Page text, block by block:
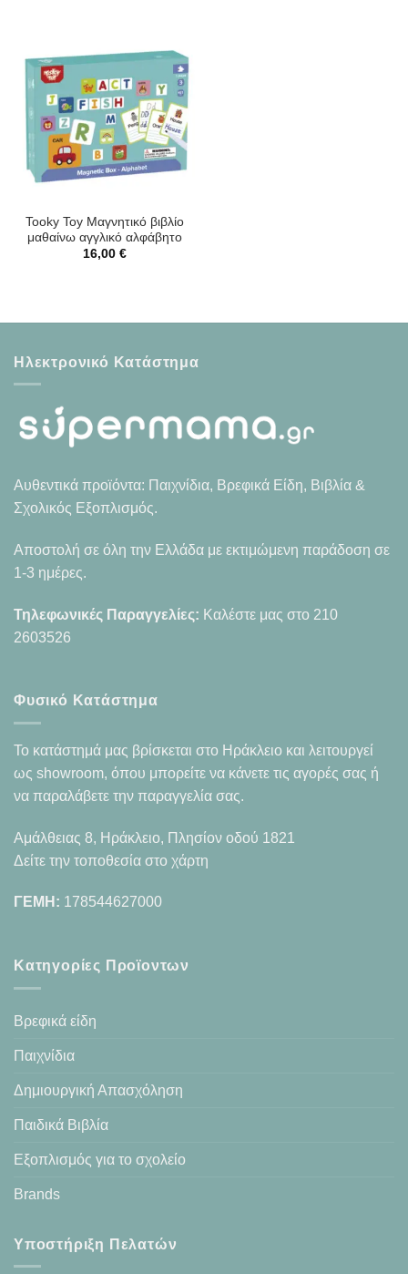
Tooky Toy Mαγνητικό βιβλίο
μαθαίνω αγγλικό αλφάβητο
16,00 €
Ηλεκτρονικό Κατάστημα
Αυθεντικά προϊόντα: Παιχνίδια, Βρεφικά Είδη, Βιβλία &
Σχολικός Εξοπλισμός.
Αποστολή σε όλη την Ελλάδα με εκτιμώμενη παράδοση σε
1-3 ημέρες.
Τηλεφωνικές Παραγγελίες: Καλέστε μας στο 210
2603526
Φυσικό Κατάστημα
Το κατάστημά μας βρίσκεται στο Ηράκλειο και λειτουργεί
ως showroom, όπου μπορείτε να κάνετε τις αγορές σας ή
να παραλάβετε την παραγγελία σας.
Αμάλθειας 8, Ηράκλειο, Πλησίον οδού 1821
Δείτε την τοποθεσία στο χάρτη
ΓΕΜΗ: 178544627000
Κατηγορίες Προϊοντων
Βρεφικά είδη
Παιχνίδια
Δημιουργική Απασχόληση
Παιδικά Βιβλία
Εξοπλισμός για το σχολείο
Brands
Υποστήριξη Πελατών